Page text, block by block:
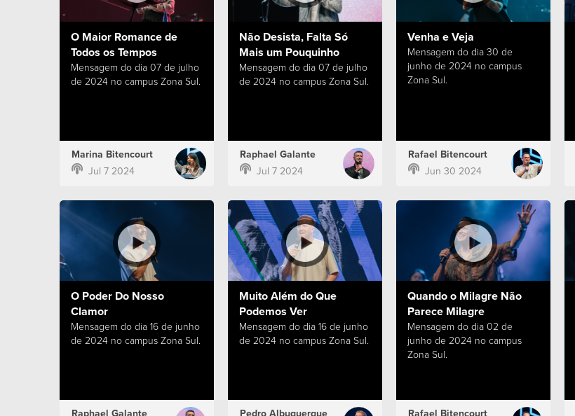
O Maior Romance de
Todos os Tempos
Mensagem do dia 07 de julho
de 2024 no campus Zona Sul.
Marina Bitencourt
Jul 7 2024
Não Desista, Falta Só
Mais um Pouquinho
Mensagem do dia 07 de julho
de 2024 no campus Zona Sul.
Raphael Galante
Jul 7 2024
Venha e Veja
Mensagem do dia 30 de
junho de 2024 no campus
Zona Sul.
Rafael Bitencourt
Jun 30 2024
O Poder Do Nosso
Clamor
Mensagem do dia 16 de junho
de 2024 no campus Zona Sul.
Muito Além do Que
Podemos Ver
Mensagem do dia 16 de junho
de 2024 no campus Zona Sul.
Quando o Milagre Não
Parece Milagre
Mensagem do dia 02 de
junho de 2024 no campus
Zona Sul.